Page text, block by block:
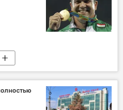
Назарова